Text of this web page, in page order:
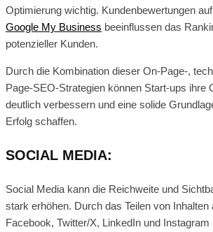
Optimierung wichtig. Kundenbewertungen
Google My Business beeinflussen das
potenzieller Kunden.
Durch die Kombination dieser On-Page-,
Page-SEO-Strategien können Start-ups ihre
deutlich verbessern und eine solide
Erfolg schaffen.
SOCIAL MEDIA:
Social Media kann die Reichweite und
stark erhöhen. Durch das Teilen von
Facebook, Twitter/X, LinkedIn und Instagram